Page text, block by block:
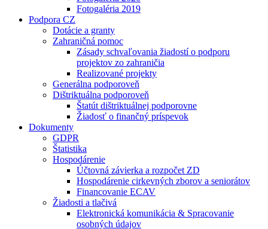
Fotogaléria 2019
Podpora CZ
Dotácie a granty
Zahraničná pomoc
Zásady schvaľovania žiadostí o podporu
projektov zo zahraničia
Realizované projekty
Generálna podporoveň
Dištriktuálna podporoveň
Štatút dištriktuálnej podporovne
Žiadosť o finančný príspevok
Dokumenty
GDPR
Štatistika
Hospodárenie
Účtovná závierka a rozpočet ZD
Hospodárenie cirkevných zborov a seniorátov
Financovanie ECAV
Žiadosti a tlačivá
Elektronická komunikácia & Spracovanie
osobných údajov